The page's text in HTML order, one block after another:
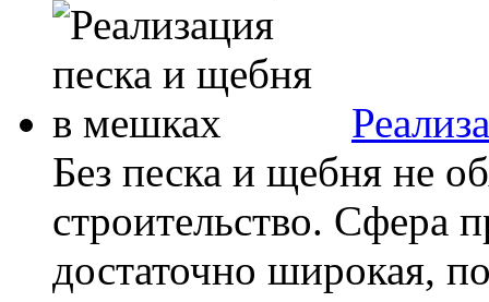
Без песка и щебня не
строительство. Сфера
достаточно широкая,